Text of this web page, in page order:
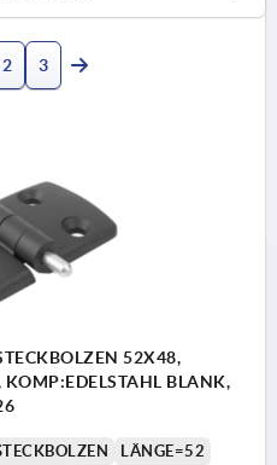
2 3
52X48,
BLANK,
LÄNGE=52